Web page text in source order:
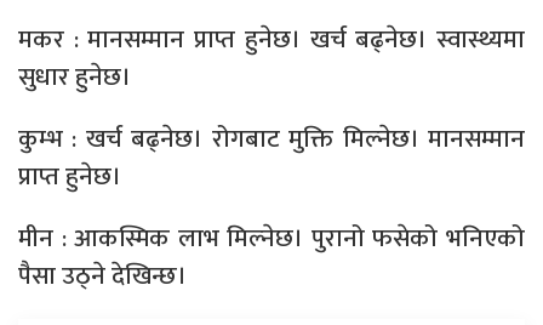
मकर : मानसम्मान प्राप्त हुनेछ। खर्च बढ्नेछ। स्वास्थ्यमा
सुधार हुनेछ।
कुम्भ : खर्च बढ्नेछ। रोगबाट मुक्ति मिल्नेछ। मानसम्मान
प्राप्त हुनेछ।
मीन : आकस्मिक लाभ मिल्नेछ। पुरानो फसेको भनिएको
पैसा उठ्ने देखिन्छ।